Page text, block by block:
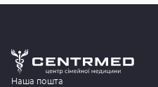
Наша пошта